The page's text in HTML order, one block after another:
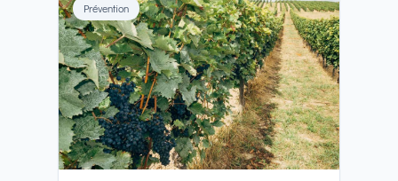
Prévention